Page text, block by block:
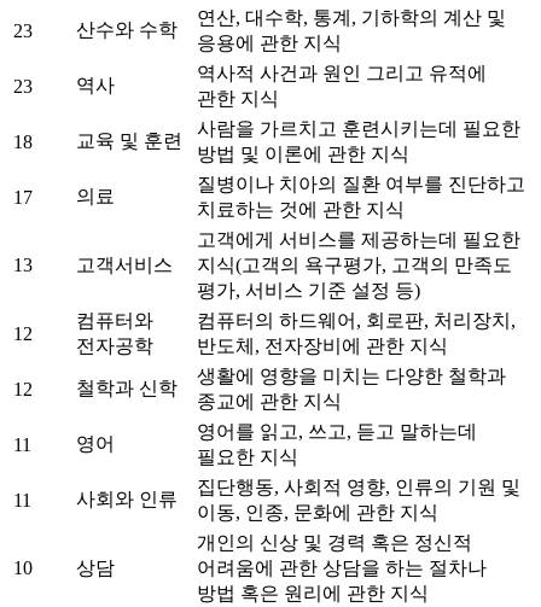
23 산수와 수학
연산, 대수학, 통계, 기하학의 계산 및
응용에 관한 지식
23 역사
역사적 사건과 원인 그리고 유적에
관한 지식
18 교육 및 훈련
사람을 가르치고 훈련시키는데 필요한
방법 및 이론에 관한 지식
17 의료
질병이나 치아의 질환 여부를 진단하고
치료하는 것에 관한 지식
13 고객서비스
고객에게 서비스를 제공하는데 필요한
지식(고객의 욕구평가, 고객의 만족도
평가, 서비스 기준 설정 등)
12
컴퓨터와
전자공학
컴퓨터의 하드웨어, 회로판, 처리장치,
반도체, 전자장비에 관한 지식
12 철학과 신학
생활에 영향을 미치는 다양한 철학과
종교에 관한 지식
11 영어
영어를 읽고, 쓰고, 듣고 말하는데
필요한 지식
11 사회와 인류
집단행동, 사회적 영향, 인류의 기원 및
이동, 인종, 문화에 관한 지식
10 상담
개인의 신상 및 경력 혹은 정신적
어려움에 관한 상담을 하는 절차나
방법 혹은 원리에 관한 지식